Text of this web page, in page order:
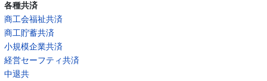
各種共済
商工会福祉共済
商工貯蓄共済
小規模企業共済
経営セーフティ共済
中退共